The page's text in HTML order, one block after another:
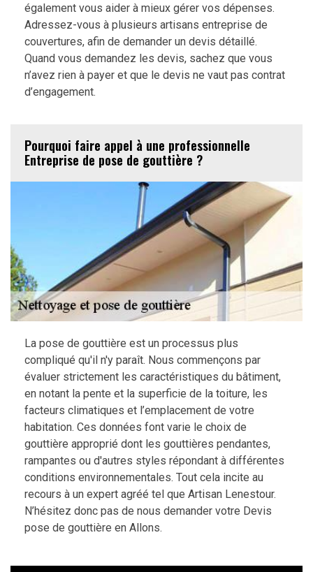
également vous aider à mieux gérer vos dépenses.
Adressez-vous à plusieurs artisans entreprise de
couvertures, afin de demander un devis détaillé.
Quand vous demandez les devis, sachez que vous
n’avez rien à payer et que le devis ne vaut pas contrat
d’engagement.
Pourquoi faire appel à une professionnelle
Entreprise de pose de gouttière ?
La pose de gouttière est un processus plus
compliqué qu'il n'y paraît. Nous commençons par
évaluer strictement les caractéristiques du bâtiment,
en notant la pente et la superficie de la toiture, les
facteurs climatiques et l’emplacement de votre
habitation. Ces données font varie le choix de
gouttière approprié dont les gouttières pendantes,
rampantes ou d'autres styles répondant à différentes
conditions environnementales. Tout cela incite au
recours à un expert agréé tel que Artisan Lenestour.
N’hésitez donc pas de nous demander votre Devis
pose de gouttière en Allons.